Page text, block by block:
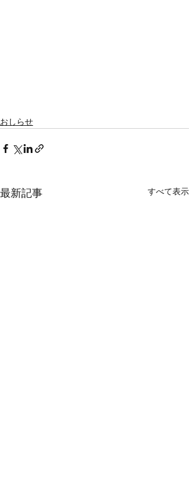
おしらせ
最新記事 すべて表示